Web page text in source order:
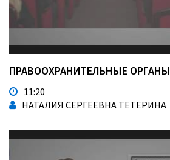
ПРАВООХРАНИТЕЛЬНЫЕ ОРГАНЫ
11:20
НАТАЛИЯ СЕРГЕЕВНА ТЕТЕРИНА